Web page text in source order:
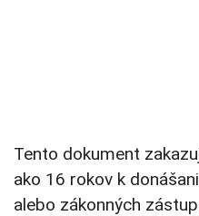
Tento dokument
ako 16 rokov k
alebo zákonných